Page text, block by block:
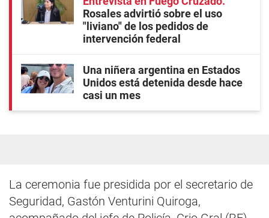
Rosales advirtió sobre el uso
"liviano" de los pedidos de
intervención federal
Una niñera argentina en Estados
Unidos está detenida desde hace
casi un mes
La ceremonia fue presidida por el secretario de
Seguridad, Gastón Venturini Quiroga,